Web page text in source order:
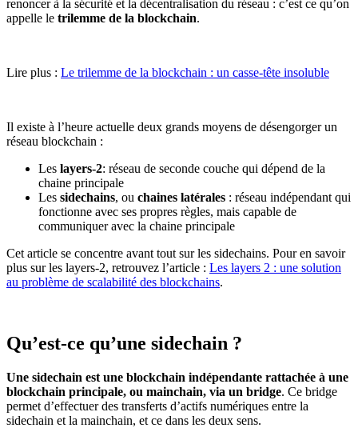
renoncer à la sécurité et la décentralisation du réseau : c’est ce qu’on
appelle le trilemme de la blockchain.
Lire plus : Le trilemme de la blockchain : un casse-tête insoluble
Il existe à l’heure actuelle deux grands moyens de désengorger un
réseau blockchain :
Les layers-2: réseau de seconde couche qui dépend de la
chaine principale
Les sidechains, ou chaines latérales : réseau indépendant qui
fonctionne avec ses propres règles, mais capable de
communiquer avec la chaine principale
Cet article se concentre avant tout sur les sidechains. Pour en savoir
plus sur les layers-2, retrouvez l’article : Les layers 2 : une solution
au problème de scalabilité des blockchains.
Qu’est-ce qu’une sidechain ?
Une sidechain est une blockchain indépendante rattachée à une
blockchain principale, ou mainchain, via un bridge. Ce bridge
permet d’effectuer des transferts d’actifs numériques entre la
sidechain et la mainchain, et ce dans les deux sens.